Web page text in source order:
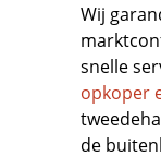
Wij
snelle
opkoper
de